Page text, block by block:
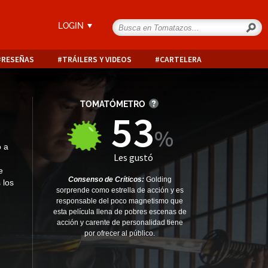
LOGIN
RESEÑAS TRÁILERS Y VIDEOS CARTELERA
a
los
TOMATÓMETRO
53
Les gustó
Consenso de Críticos: Golding
sorprende como estrella de acción y es
responsable del poco magnetismo que
esta película llena de pobres escenas de
acción y carente de personalidad tiene
por ofrecer al público.